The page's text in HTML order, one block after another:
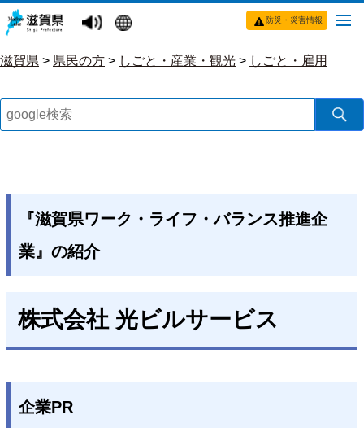
防災・災害情報
滋賀県 > 県民の方 > しごと・産業・観光 > しごと・雇用
『滋賀県ワーク・ライフ・バランス推進企
業』の紹介
株式会社 光ビルサービス
企業PR